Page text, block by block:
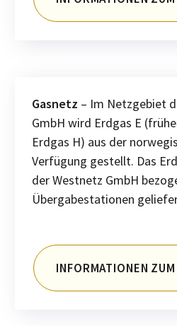
Gasnetz – Im Netzgebiet
GmbH wird Erdgas E
Erdgas H) aus der
Verfügung gestellt. Das
der Westnetz GmbH
Übergabestationen
INFORMATIONEN